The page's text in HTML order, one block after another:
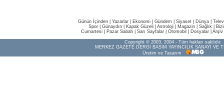
Günün İçinden Yazarlar Ekonomi Gündem Siyaset Dünya |
Spor
Günaydın Kapak Güzeli Astroloji Magazin Sağlık
Cumartesi
Pazar Sabah Sarı Sayfalar Otomobil Dosyalar Arşiv
Copyright © 2003, 2004 - Tüm hakları saklıdır.
MERKEZ GAZETE DERGİ BASIM YAYINCILIK SANAYİ VE
Üretim ve Tasarım